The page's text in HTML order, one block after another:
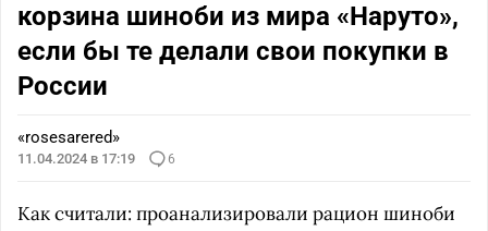
корзина шиноби из мира «Наруто»,
если бы те делали свои покупки в
России
«rosesarered»
11.04.2024 в 17:19 6
Как считали: проанализировали рацион шиноби